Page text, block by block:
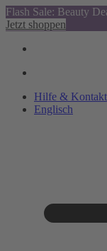
Flash Sale: Beauty
Jetzt shoppen
Hilfe & Kontakt
Englisch